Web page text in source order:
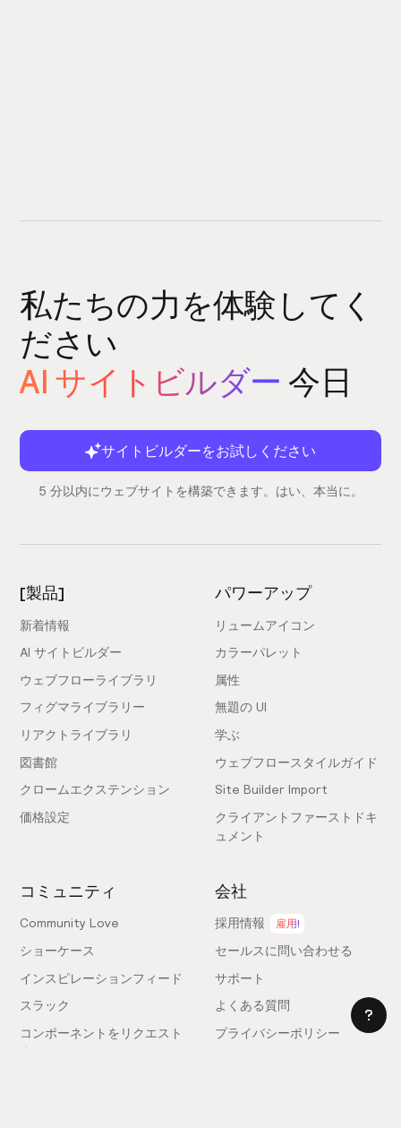
私たちの力を体験してく
ださい
AI サイトビルダー 今日
サイトビルダーをお試しください
5 分以内にウェブサイトを構築できます。はい、本当に。
[製品]
新着情報
AI サイトビルダー
ウェブフローライブラリ
フィグマライブラリー
リアクトライブラリ
図書館
クロームエクステンション
価格設定
パワーアップ
リュームアイコン
カラーパレット
属性
無題の UI
学ぶ
ウェブフロースタイルガイド
Site Builder Import
クライアントファーストドキ
ュメント
コミュニティ
Community Love
ショーケース
インスピレーションフィード
スラック
コンポーネントをリクエスト
する
会社
採用情報 雇用!
セールスに問い合わせる
サポート
よくある質問
プライバシーポリシー